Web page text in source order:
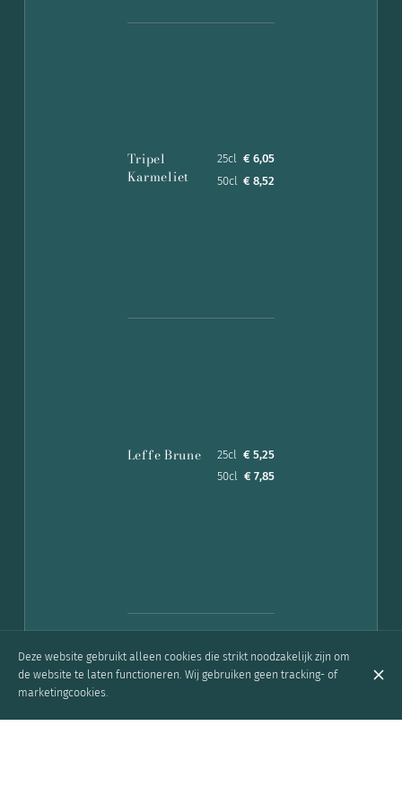
Tripel
Karmeliet
25cl € 6,05
50cl
€ 8,52
Leffe Brune 25cl
€ 5,25
50cl € 7,85
Deze website gebruikt alleen cookies die strikt noodzakelijk zijn om
de website te laten functioneren. Wij gebruiken geen tracking- of
marketingcookies.